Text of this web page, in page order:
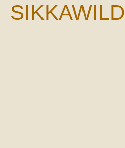
SIKKAWILD